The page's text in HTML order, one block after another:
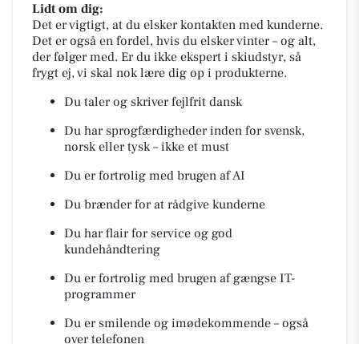
Lidt om dig:
Det er vigtigt, at du elsker kontakten med kunderne.
Det er også en fordel, hvis du elsker vinter – og alt,
der følger med. Er du ikke ekspert i skiudstyr, så
frygt ej, vi skal nok lære dig op i produkterne.
Du taler og skriver fejlfrit dansk
Du har sprogfærdigheder inden for svensk,
norsk eller tysk – ikke et must
Du er fortrolig med brugen af AI
Du brænder for at rådgive kunderne
Du har flair for service og god
kundehåndtering
Du er fortrolig med brugen af gængse IT-
programmer
Du er smilende og imødekommende – også
over telefonen